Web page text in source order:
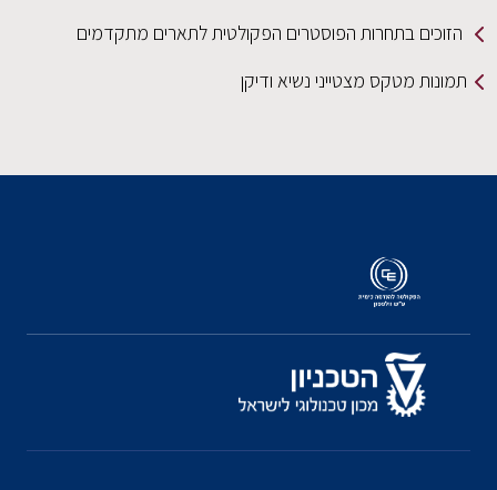
הזוכים בתחרות הפוסטרים הפקולטית לתארים מתקדמים
תמונות מטקס מצטייני נשיא ודיקן